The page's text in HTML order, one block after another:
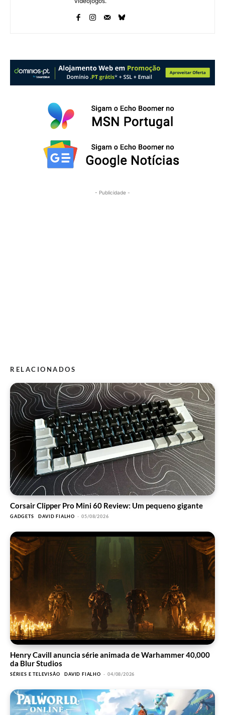
- Publicidade -
RELACIONADOS
Corsair Clipper Pro Mini 60 Review: Um pequeno gigante
GADGETS DAVID FIALHO - 05/08/2026
Henry Cavill anuncia série animada de Warhammer 40,000
da Blur Studios
SÉRIES E TELEVISÃO DAVID FIALHO - 04/08/2026